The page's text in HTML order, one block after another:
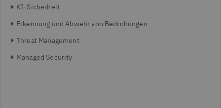
KI-Sicherheit
Erkennung und Abwehr von Bedrohungen
Threat Management
Managed Security